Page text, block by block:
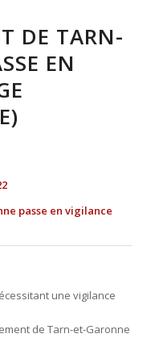
DE TARN-
EN
passe en vigilance
une vigilance
de Tarn-et-Garonne